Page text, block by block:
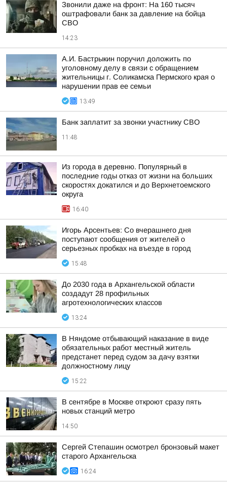
Звонили даже на фронт: На 160 тысяч
оштрафовали банк за давление на бойца
СВО
14:23
А.И. Бастрыкин поручил доложить по
уголовному делу в связи с обращением
жительницы г. Соликамска Пермского края о
нарушении прав ее семьи
13:49
Банк заплатит за звонки участнику СВО
11:48
Из города в деревню. Популярный в
последние годы отказ от жизни на больших
скоростях докатился и до Верхнетоемского
округа
16:40
Игорь Арсентьев: Со вчерашнего дня
поступают сообщения от жителей о
серьезных пробках на въезде в город
15:48
До 2030 года в Архангельской области
создадут 28 профильных
агротехнологических классов
13:24
В Няндоме отбывающий наказание в виде
обязательных работ местный житель
предстанет перед судом за дачу взятки
должностному лицу
15:22
В сентябре в Москве откроют сразу пять
новых станций метро
14:50
Сергей Степашин осмотрел бронзовый макет
старого Архангельска
16:24